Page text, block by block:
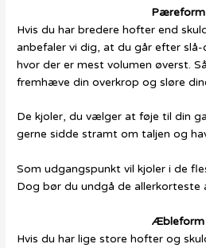
Pæreform
Hvis du har bredere hofter end
anbefaler vi dig, at du går efter
hvor der er mest volumen øverst.
fremhæve din overkrop og sløre
De kjoler, du vælger at føje til din
gerne sidde stramt om taljen og
Som udgangspunkt vil kjoler i de
Dog bør du undgå de allerkorteste
Æbleform
Hvis du har lige store hofter og